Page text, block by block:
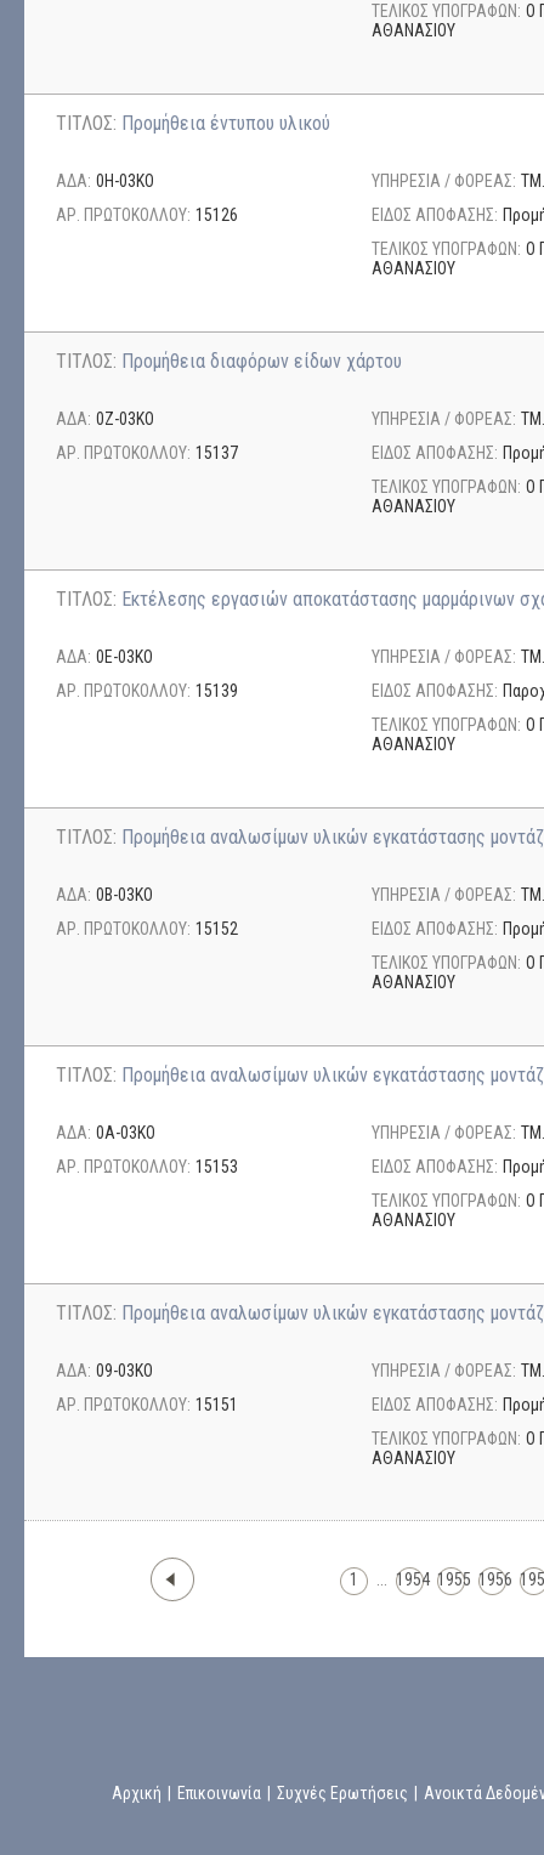
ΤΕΛΙΚΟΣ ΥΠΟΓΡΑΦΩΝ: Ο
ΑΘΑΝΑΣΙΟΥ
ΤΙΤΛΟΣ: Προμήθεια έντυπου υλικού
ΑΔΑ: 0Η-03ΚΟ
ΑΡ. ΠΡΩΤΟΚΟΛΛΟΥ: 15126
ΥΠΗΡΕΣΙΑ / ΦΟΡΕΑΣ:
ΕΙΔΟΣ ΑΠΟΦΑΣΗΣ:
ΤΕΛΙΚΟΣ ΥΠΟΓΡΑΦΩΝ: Ο
ΑΘΑΝΑΣΙΟΥ
ΤΙΤΛΟΣ: Προμήθεια διαφόρων είδων χάρτου
ΑΔΑ: 0Ζ-03ΚΟ
ΑΡ. ΠΡΩΤΟΚΟΛΛΟΥ: 15137
ΥΠΗΡΕΣΙΑ / ΦΟΡΕΑΣ:
ΕΙΔΟΣ ΑΠΟΦΑΣΗΣ:
ΤΕΛΙΚΟΣ ΥΠΟΓΡΑΦΩΝ: Ο
ΑΘΑΝΑΣΙΟΥ
ΤΙΤΛΟΣ: Εκτέλεσης εργασιών αποκατάστασης μαρμάρινων
ΑΔΑ: 0Ε-03ΚΟ
ΑΡ. ΠΡΩΤΟΚΟΛΛΟΥ: 15139
ΥΠΗΡΕΣΙΑ / ΦΟΡΕΑΣ:
ΕΙΔΟΣ ΑΠΟΦΑΣΗΣ:
ΤΕΛΙΚΟΣ ΥΠΟΓΡΑΦΩΝ: Ο
ΑΘΑΝΑΣΙΟΥ
ΤΙΤΛΟΣ: Προμήθεια αναλωσίμων υλικών εγκατάστασης
ΑΔΑ: 0Β-03ΚΟ
ΑΡ. ΠΡΩΤΟΚΟΛΛΟΥ: 15152
ΥΠΗΡΕΣΙΑ / ΦΟΡΕΑΣ:
ΕΙΔΟΣ ΑΠΟΦΑΣΗΣ:
ΤΕΛΙΚΟΣ ΥΠΟΓΡΑΦΩΝ: Ο
ΑΘΑΝΑΣΙΟΥ
ΤΙΤΛΟΣ: Προμήθεια αναλωσίμων υλικών εγκατάστασης
ΑΔΑ: 0Α-03ΚΟ
ΑΡ. ΠΡΩΤΟΚΟΛΛΟΥ: 15153
ΥΠΗΡΕΣΙΑ / ΦΟΡΕΑΣ:
ΕΙΔΟΣ ΑΠΟΦΑΣΗΣ:
ΤΕΛΙΚΟΣ ΥΠΟΓΡΑΦΩΝ: Ο
ΑΘΑΝΑΣΙΟΥ
ΤΙΤΛΟΣ: Προμήθεια αναλωσίμων υλικών εγκατάστασης
ΑΔΑ: 09-03ΚΟ
ΑΡ. ΠΡΩΤΟΚΟΛΛΟΥ: 15151
ΥΠΗΡΕΣΙΑ / ΦΟΡΕΑΣ:
ΕΙΔΟΣ ΑΠΟΦΑΣΗΣ:
ΤΕΛΙΚΟΣ ΥΠΟΓΡΑΦΩΝ: Ο
ΑΘΑΝΑΣΙΟΥ
1 1954 1955 1956
Αρχική Επικοινωνία Συχνές Ερωτήσεις Ανοικτά